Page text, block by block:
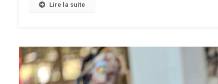
Lire la suite